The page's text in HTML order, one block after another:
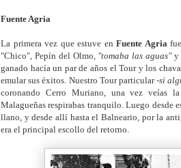
Fuente Agria
La primera vez que estuve enFuente Agria
"Chico", Pepín del Olmo, "tomaba las aguas"y
ganado hacía un par de años el Tour y los
emular sus éxitos. Nuestro Tour particular-si
coronando Cerro Muriano, una vez veías
Malagueñas respirabas tranquilo. Luego desde
llano, y desde allí hasta el Balneario, por la
era el principal escollo del retorno.